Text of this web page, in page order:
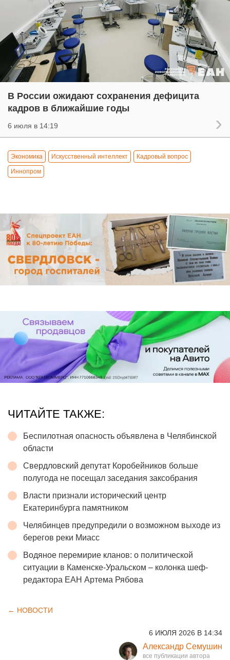
В России ожидают сохранения дефицита
кадров в ближайшие годы
6 июля в 14:19
Экономика Искусственный интеллект Кадровый вопрос
Иннопром
ЧИТАЙТЕ ТАКЖЕ:
Беспилотная опасность объявлена в Челябинской
области
Свердловский депутат Коробейников больше
полугода не посещал заседания заксобрания
Власти признали исторический центр
Екатеринбурга памятником
Челябинцев предупредили о возможном выходе из
берегов реки Миасс
Водяное перемирие кланов: о политической
ситуации в Каменске-Уральском – колонка шеф-
редактора ЕАН Артема Рябова
← НОВОСТИ
6 ИЮЛЯ 2026 В 14:34
Александр Семушин